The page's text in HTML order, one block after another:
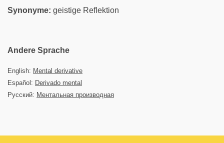
Synonyme: geistige Reflektion
Andere Sprache
English: Mental derivative
Español: Derivado mental
Русский: Ментальная производная